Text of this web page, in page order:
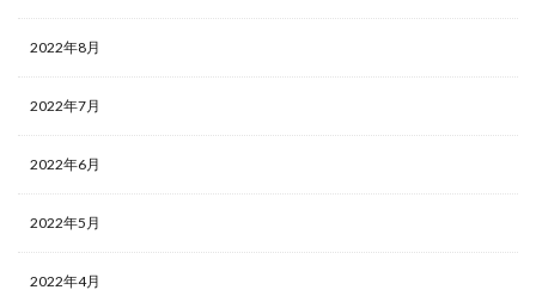
2022年8月
2022年7月
2022年6月
2022年5月
2022年4月